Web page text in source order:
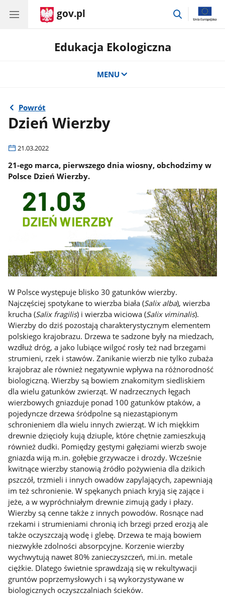
gov.pl
przejdź
Edukacja Ekologiczna
MENU
Powrót
Dzień Wierzby
21.03.2022
21-ego marca, pierwszego dnia wiosny, obchodzimy w
Polsce Dzień Wierzby.
W Polsce występuje blisko 30 gatunków wierzby.
Najczęściej spotykane to wierzba biała (Salix alba), wierzba
krucha (Salix fragilis) i wierzba wiciowa (Salix viminalis).
Wierzby do dziś pozostają charakterystycznym elementem
polskiego krajobrazu. Drzewa te sadzone były na miedzach,
wzdłuż dróg, a jako lubiące wilgoć rosły też nad brzegami
strumieni, rzek i stawów. Zanikanie wierzb nie tylko zubaża
krajobraz ale również negatywnie wpływa na różnorodność
biologiczną. Wierzby są bowiem znakomitym siedliskiem
dla wielu gatunków zwierząt. W nadrzecznych łęgach
wierzbowych gniazduje ponad 100 gatunków ptaków, a
pojedyncze drzewa śródpolne są niezastąpionym
schronieniem dla wielu innych zwierząt. W ich miękkim
drewnie dzięcioły kują dziuple, które chętnie zamieszkują
również dudki. Pomiędzy gęstymi gałęziami wierzb swoje
gniazda wiją m.in. gołębie grzywacze i drozdy. Wcześnie
kwitnące wierzby stanowią źródło pożywienia dla dzikich
pszczół, trzmieli i innych owadów zapylających, zapewniają
im też schronienie. W spękanych pniach kryją się zające i
jeże, a w wypróchniałym drewnie zimują gady i płazy.
Wierzby są cenne także z innych powodów. Rosnące nad
rzekami i strumieniami chronią ich brzegi przed erozją ale
także oczyszczają wodę i glebę. Drzewa te mają bowiem
niezwykłe zdolności absorpcyjne. Korzenie wierzby
wychwytują nawet 80% zanieczyszczeń, mi.in. metale
ciężkie. Dlatego świetnie sprawdzają się w rekultywacji
gruntów poprzemysłowych i są wykorzystywane w
biologicznych oczyszczalniach ścieków.